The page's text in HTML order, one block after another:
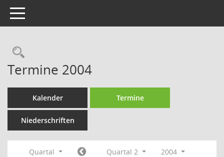
Toggle navigation
Rechercheauswahl
Termine 2004
Kalender Termine
Niederschriften
Quartal Quartal 2
2004